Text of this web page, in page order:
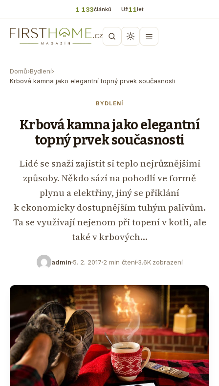
1 133článků Už11let
Domů›Bydlení›
Krbová kamna jako elegantní topný prvek současnosti
BYDLENÍ
Krbová kamna jako elegantní
topný prvek současnosti
Lidé se snaží zajistit si teplo nejrůznějšími
způsoby. Někdo sází na pohodlí ve formě
plynu a elektřiny, jiný se přiklání
k ekonomicky dostupnějším tuhým palivům.
Ta se využívají nejenom při topení v kotli, ale
také v krbových…
admin 5. 2. 2017 2 min čtení3.6K zobrazení